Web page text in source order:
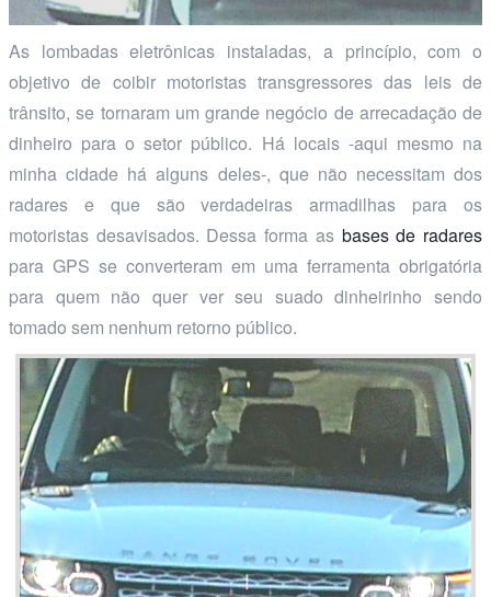
As lombadas eletrônicas instaladas, a princípio, com o
objetivo de coibir motoristas transgressores das leis de
trânsito, se tornaram um grande negócio de arrecadação de
dinheiro para o setor público. Há locais -aqui mesmo na
minha cidade há alguns deles-, que não necessitam dos
radares e que são verdadeiras armadilhas para os
motoristas desavisados. Dessa forma as bases de radares
para GPS se converteram em uma ferramenta obrigatória
para quem não quer ver seu suado dinheirinho sendo
tomado sem nenhum retorno público.